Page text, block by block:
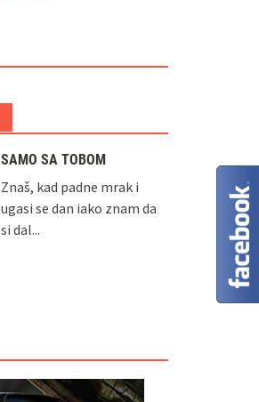
SAMO SA TOBOM
Znaš, kad padne mrak i
ugasi se dan iako znam da
si dal...